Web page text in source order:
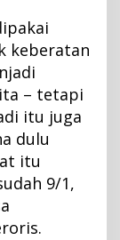
keberatan
– tetapi
itu juga
dulu
itu
9/1,